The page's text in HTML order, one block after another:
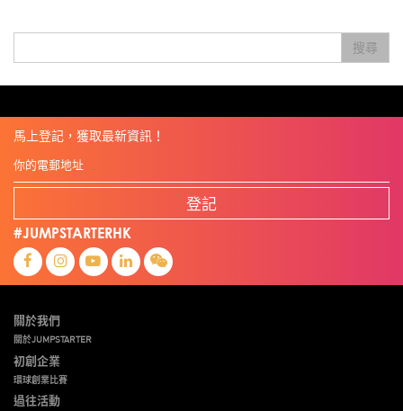
搜尋
馬上登記，獲取最新資訊！
登記
#JUMPSTARTERHK
關於我們
關於JUMPSTARTER
初創企業
環球創業比賽
過往活動